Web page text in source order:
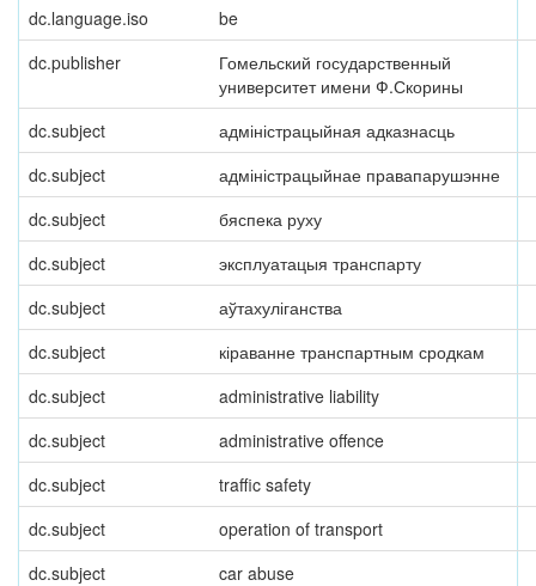
dc.language.iso
be
dc.publisher
Гомельский государственный
университет имени Ф.Скорины
dc.subject
адміністрацыйная адказнасць
dc.subject
адміністрацыйнае правапарушэнне
dc.subject
бяспека руху
dc.subject
эксплуатацыя транспарту
dc.subject
аўтахуліганства
dc.subject
кіраванне транспартным сродкам
dc.subject
administrative liability
dc.subject
administrative offence
dc.subject
traffic safety
dc.subject
operation of transport
dc.subject
car abuse